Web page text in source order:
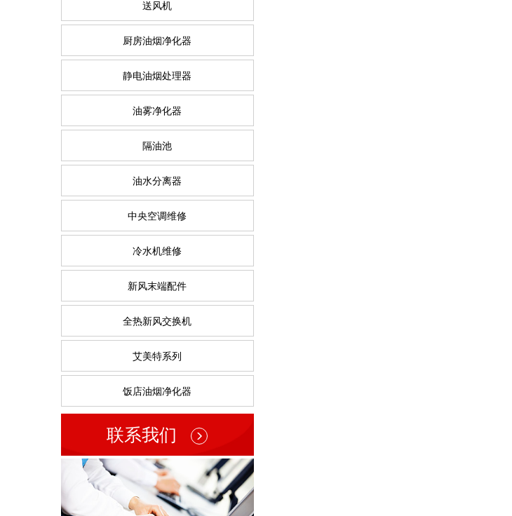
送风机
厨房油烟净化器
静电油烟处理器
油雾净化器
隔油池
油水分离器
中央空调维修
冷水机维修
新风末端配件
全热新风交换机
艾美特系列
饭店油烟净化器
联系我们